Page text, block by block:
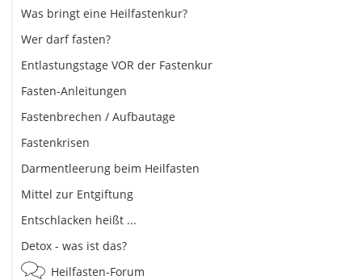
Was bringt eine Heilfastenkur?
Wer darf fasten?
Entlastungstage VOR der Fastenkur
Fasten-Anleitungen
Fastenbrechen / Aufbautage
Fastenkrisen
Darmentleerung beim Heilfasten
Mittel zur Entgiftung
Entschlacken heißt ...
Detox - was ist das?
Heilfasten-Forum